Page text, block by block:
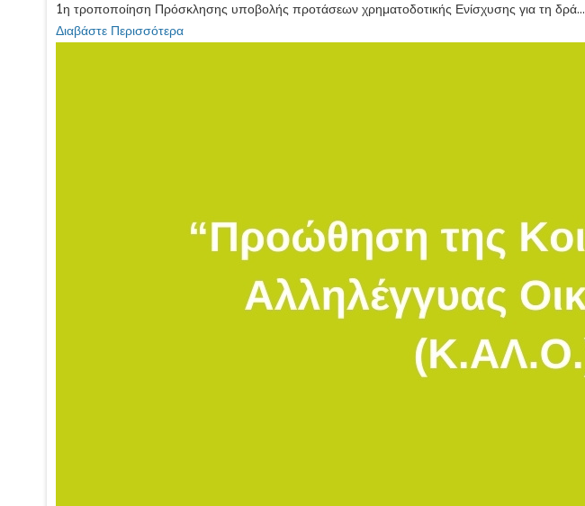
1η τροποποίηση Πρόσκλησης υποβολής προτάσεων χρηματοδοτικής Ενίσχυσης για τη δρά...
Διαβάστε Περισσότερα